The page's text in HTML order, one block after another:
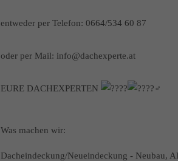
entweder per Telefon: 0664/534 60 87
oder per Mail: info@dachexperte.at
EURE DACHEXPERTEN
Was machen wir:
Dacheindeckung/Neueindeckung - Neubau,